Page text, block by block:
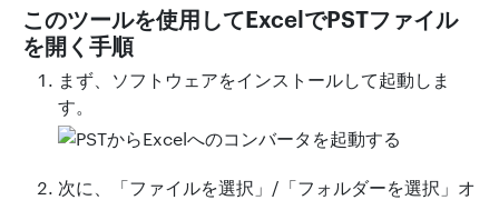
このツールを使用してExcelでPSTファイル
を開く手順
まず、ソフトウェアをインストールして起動しま
す。
次に、「ファイルを選択」/「フォルダーを選択」オ